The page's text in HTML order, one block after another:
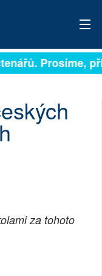
Prosíme,
za tohoto